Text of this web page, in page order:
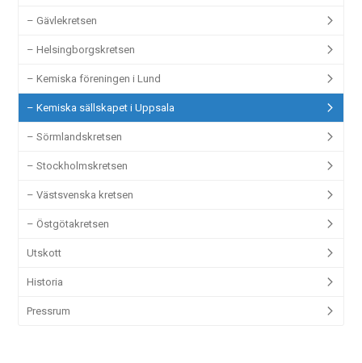
– Gävlekretsen
– Helsingborgskretsen
– Kemiska föreningen i Lund
– Kemiska sällskapet i Uppsala
– Sörmlandskretsen
– Stockholmskretsen
– Västsvenska kretsen
– Östgötakretsen
Utskott
Historia
Pressrum